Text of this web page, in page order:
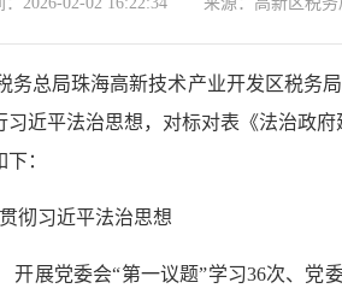
务总局珠海高新技术产业开发区税务
近平法治思想，对标对表《法治政
：
彻习近平法治思想
开展党委会“第一议题”学习36次、